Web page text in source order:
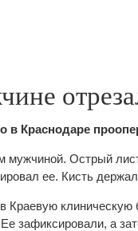
в Краснодаре
мужчиной. Острый
ее. Кисть
Краевую
зафиксировали, а